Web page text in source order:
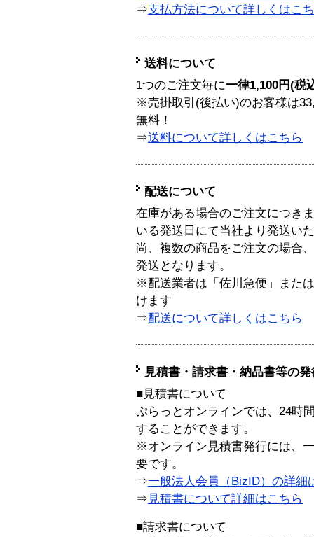
⇒支払方法について詳しくはこ
送料について
1つのご注文毎に一律1,100円(税
※売掛取引(後払い)のお客様は
無料！
⇒送料について詳しくはこちら
配送について
在庫がある場合のご注文につき
いる発送日にて当社より発送い
尚、複数の商品をご注文の場合
発送となります。
※配送業者は「佐川急便」また
けます
⇒配送について詳しくはこちら
見積書・請求書・納品書等の
■見積書について
ぷらっとオンラインでは、24時
することができます。
※オンライン見積書発行には、
要です。
⇒一般法人会員（BizID）の詳細
⇒ 見積書について詳細はこちら
■請求書について